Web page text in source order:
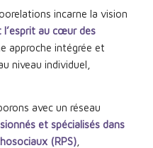
incarne la vision
au cœur des
approche intégrée et
niveau individuel,
avec un réseau
et spécialisés dans
(RPS),